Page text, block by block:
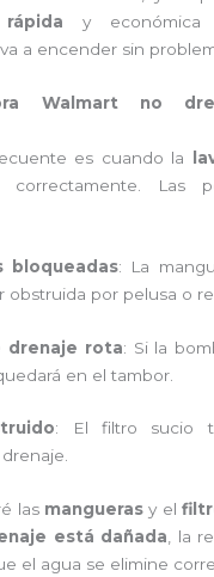
y
a encender sin
Walmart no
es cuando la
Las
bloqueadas: La
obstruida por pelusa o
drenaje rota: Si la
en el tambor.
: El filtro sucio
las mangueras y el
está dañada, la
el agua se elimine